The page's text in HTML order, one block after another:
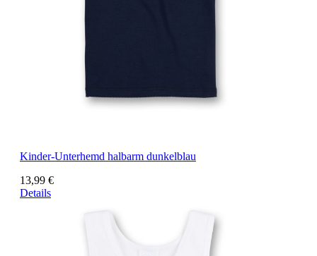
Kinder-Unterhemd halbarm dunkelblau
13,99 €
Details